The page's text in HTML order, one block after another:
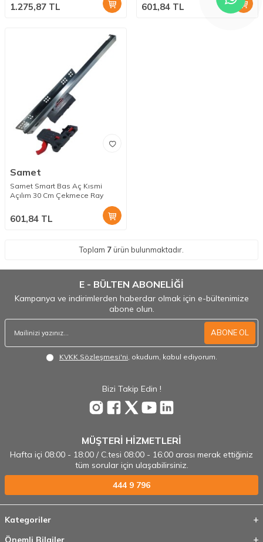
1.275,87 TL 601,84 TL
Samet
Samet Smart Bas Aç Kısmi
Açılım 30 Cm Çekmece Ray
601,84 TL
Toplam 7 ürün bulunmaktadır.
E - BÜLTEN ABONELİĞİ
Kampanya ve indirimlerden haberdar olmak için e-bültenimize
abone olun.
ABONE OL
KVKK Sözleşmesi'ni , okudum, kabul ediyorum.
Bizi Takip Edin !
MÜŞTERİ HİZMETLERİ
Hafta içi 08:00 - 18:00 / C.tesi 08:00 - 16:00 arası merak ettiğiniz
tüm sorular için ulaşabilirsiniz.
444 9 796
Kategoriler
Önemli Bilgiler